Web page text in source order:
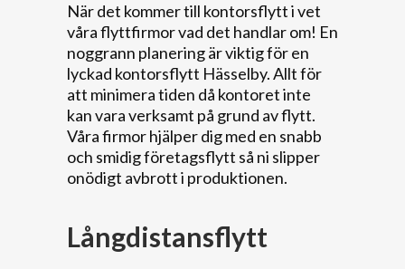
När det kommer till kontorsflytt i vet
våra flyttfirmor vad det handlar om! En
noggrann planering är viktig för en
lyckad kontorsflytt Hässelby. Allt för
att minimera tiden då kontoret inte
kan vara verksamt på grund av flytt.
Våra firmor hjälper dig med en snabb
och smidig företagsflytt så ni slipper
onödigt avbrott i produktionen.
Långdistansflytt